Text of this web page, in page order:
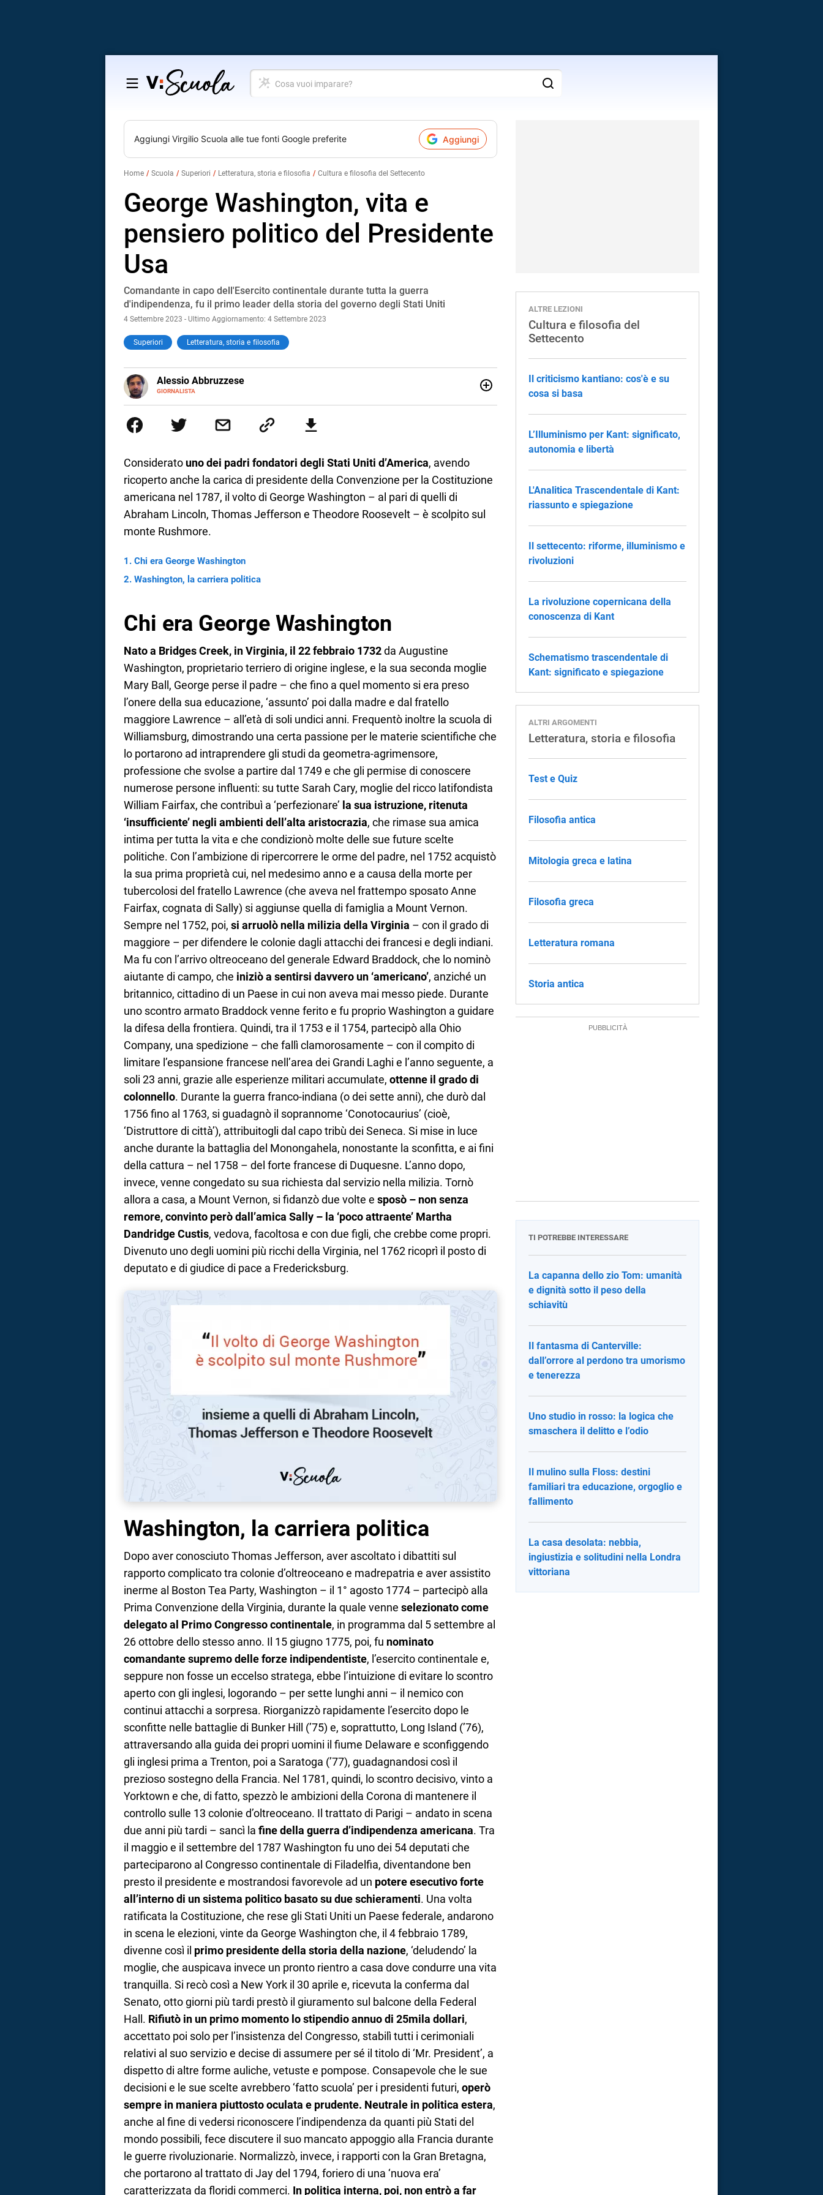
Salta
contenuto
Cosa
vuoi
Aggiungi Virgilio Scuola alle tue fonti Google preferite Aggiungi
Home Scuola Superiori Letteratura, storia e filosofia Cultura e filosofia del Settecento
George Washington, vita e
pensiero politico del Presidente
Usa
Comandante in capo dell'Esercito continentale durante tutta la guerra
d'indipendenza, fu il primo leader della storia del governo degli Stati Uniti
4 Settembre 2023 - Ultimo Aggiornamento: 4 Settembre 2023
Superiori Letteratura, storia e filosofia
Alessio Abbruzzese
GIORNALISTA
sulle pagine de Il cuoio sul Corriere dello Sport, e online sul sito del Guerin Sportivo. Mi
interesso di numerosissime altre cose, ma di quelle di solito non scrivo.
Considerato uno dei padri fondatori degli Stati Uniti d’America, avendo
ricoperto anche la carica di presidente della Convenzione per la Costituzione
americana nel 1787, il volto di George Washington – al pari di quelli di
Abraham Lincoln, Thomas Jefferson e Theodore Roosevelt – è scolpito sul
monte Rushmore.
Chi era George Washington
Washington, la carriera politica
Chi era George Washington
Nato a Bridges Creek, in Virginia, il 22 febbraio 1732da Augustine
Washington, proprietario terriero di origine inglese, e la sua seconda moglie
Mary Ball, George perse il padre – che fino a quel momento si era preso
l’onere della sua educazione, ‘assunto’ poi dalla madre e dal fratello
maggiore Lawrence – all’età di soli undici anni. Frequentò inoltre la scuola di
Williamsburg, dimostrando una certa passione per le materie scientifiche che
lo portarono ad intraprendere gli studi da geometra-agrimensore,
professione che svolse a partire dal 1749 e che gli permise di conoscere
numerose persone influenti: su tutte Sarah Cary, moglie del ricco latifondista
William Fairfax, che contribuì a ‘perfezionare’ la sua istruzione, ritenuta
‘insufficiente’ negli ambienti dell’alta aristocrazia, che rimase sua amica
intima per tutta la vita e che condizionò molte delle sue future scelte
politiche. Con l’ambizione di ripercorrere le orme del padre, nel 1752 acquistò
la sua prima proprietà cui, nel medesimo anno e a causa della morte per
tubercolosi del fratello Lawrence (che aveva nel frattempo sposato Anne
Fairfax, cognata di Sally) si aggiunse quella di famiglia a Mount Vernon.
Sempre nel 1752, poi, si arruolò nella milizia della Virginia – con il grado di
maggiore – per difendere le colonie dagli attacchi dei francesi e degli indiani.
Ma fu con l’arrivo oltreoceano del generale Edward Braddock, che lo nominò
aiutante di campo, che iniziò a sentirsi davvero un ‘americano’, anziché un
britannico, cittadino di un Paese in cui non aveva mai messo piede. Durante
uno scontro armato Braddock venne ferito e fu proprio Washington a guidare
la difesa della frontiera. Quindi, tra il 1753 e il 1754, partecipò alla Ohio
Company, una spedizione – che fallì clamorosamente – con il compito di
limitare l’espansione francese nell’area dei Grandi Laghi e l’anno seguente, a
soli 23 anni, grazie alle esperienze militari accumulate, ottenne il grado di
colonnello. Durante la guerra franco-indiana (o dei sette anni), che durò dal
1756 fino al 1763, si guadagnò il soprannome ‘Conotocaurius’ (cioè,
‘Distruttore di città’), attribuitogli dal capo tribù dei Seneca. Si mise in luce
anche durante la battaglia del Monongahela, nonostante la sconfitta, e ai fini
della cattura – nel 1758 – del forte francese di Duquesne. L’anno dopo,
invece, venne congedato su sua richiesta dal servizio nella milizia. Tornò
allora a casa, a Mount Vernon, si fidanzò due volte e sposò – non senza
remore, convinto però dall’amica Sally – la ‘poco attraente’ Martha
Dandridge Custis, vedova, facoltosa e con due figli, che crebbe come propri.
Divenuto uno degli uomini più ricchi della Virginia, nel 1762 ricoprì il posto di
deputato e di giudice di pace a Fredericksburg.
Washington, la carriera politica
Dopo aver conosciuto Thomas Jefferson, aver ascoltato i dibattiti sul
rapporto complicato tra colonie d’oltreoceano e madrepatria e aver assistito
inerme al Boston Tea Party, Washington – il 1° agosto 1774 – partecipò alla
Prima Convenzione della Virginia, durante la quale venne selezionato come
delegato al Primo Congresso continentale, in programma dal 5 settembre al
26 ottobre dello stesso anno. Il 15 giugno 1775, poi, fu nominato
comandante supremo delle forze indipendentiste, l’esercito continentale e,
seppure non fosse un eccelso stratega, ebbe l’intuizione di evitare lo scontro
aperto con gli inglesi, logorando – per sette lunghi anni – il nemico con
continui attacchi a sorpresa. Riorganizzò rapidamente l’esercito dopo le
sconfitte nelle battaglie di Bunker Hill (’75) e, soprattutto, Long Island (’76),
attraversando alla guida dei propri uomini il fiume Delaware e sconfiggendo
gli inglesi prima a Trenton, poi a Saratoga (’77), guadagnandosi così il
prezioso sostegno della Francia. Nel 1781, quindi, lo scontro decisivo, vinto a
Yorktown e che, di fatto, spezzò le ambizioni della Corona di mantenere il
controllo sulle 13 colonie d’oltreoceano. Il trattato di Parigi – andato in scena
due anni più tardi – sancì la fine della guerra d’indipendenza americana. Tra
il maggio e il settembre del 1787 Washington fu uno dei 54 deputati che
parteciparono al Congresso continentale di Filadelfia, diventandone ben
presto il presidente e mostrandosi favorevole ad un potere esecutivo forte
all’interno di un sistema politico basato su due schieramenti. Una volta
ratificata la Costituzione, che rese gli Stati Uniti un Paese federale, andarono
in scena le elezioni, vinte da George Washington che, il 4 febbraio 1789,
divenne così il primo presidente della storia della nazione, ‘deludendo’ la
moglie, che auspicava invece un pronto rientro a casa dove condurre una vita
tranquilla. Si recò così a New York il 30 aprile e, ricevuta la conferma dal
Senato, otto giorni più tardi prestò il giuramento sul balcone della Federal
Hall. Rifiutò in un primo momento lo stipendio annuo di 25mila dollari,
accettato poi solo per l’insistenza del Congresso, stabilì tutti i cerimoniali
relativi al suo servizio e decise di assumere per sé il titolo di ‘Mr. President’, a
dispetto di altre forme auliche, vetuste e pompose. Consapevole che le sue
decisioni e le sue scelte avrebbero ‘fatto scuola’ per i presidenti futuri, operò
sempre in maniera piuttosto oculata e prudente. Neutrale in politica estera,
anche al fine di vedersi riconoscere l’indipendenza da quanti più Stati del
mondo possibili, fece discutere il suo mancato appoggio alla Francia durante
le guerre rivoluzionarie. Normalizzò, invece, i rapporti con la Gran Bretagna,
che portarono al trattato di Jay del 1794, foriero di una ‘nuova era’
caratterizzata da floridi commerci. In politica interna, poi, non entrò a far
ALTRE LEZIONI
Cultura e filosofia del
Settecento
Il criticismo kantiano: cos'è e su
cosa si basa
L’Illuminismo per Kant: significato,
autonomia e libertà
L'Analitica Trascendentale di Kant:
riassunto e spiegazione
Il settecento: riforme, illuminismo e
rivoluzioni
La rivoluzione copernicana della
conoscenza di Kant
Schematismo trascendentale di
Kant: significato e spiegazione
ALTRI ARGOMENTI
Letteratura, storia e filosofia
Test e Quiz
Filosofia antica
Mitologia greca e latina
Filosofia greca
Letteratura romana
Storia antica
TI POTREBBE INTERESSARE
La capanna dello zio Tom: umanità
e dignità sotto il peso della
schiavitù
Il fantasma di Canterville:
dall’orrore al perdono tra umorismo
e tenerezza
Uno studio in rosso: la logica che
smaschera il delitto e l’odio
Il mulino sulla Floss: destini
familiari tra educazione, orgoglio e
fallimento
La casa desolata: nebbia,
ingiustizia e solitudini nella Londra
vittoriana